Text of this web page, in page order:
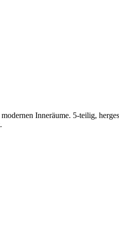
Inneräume. 5-teilig,